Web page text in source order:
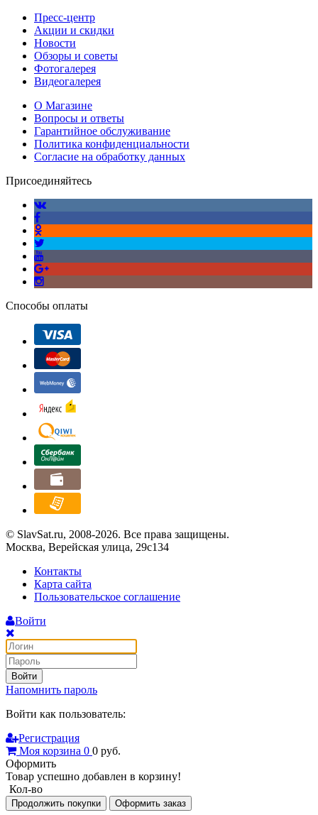
Пресс-центр
Акции и скидки
Новости
Обзоры и советы
Фотогалерея
Видеогалерея
О Магазине
Вопросы и ответы
Гарантийное обслуживание
Политика конфиденциальности
Согласие на обработку данных
Присоединяйтесь
Способы оплаты
© SlavSat.ru, 2008-2026. Все права защищены.
Москва, Верейская улица, 29с134
Контакты
Карта сайта
Пользовательское соглашение
Войти
Войти
Напомнить пароль
Войти как пользователь:
Регистрация
Моя корзина 0 0 руб.
Оформить
Товар успешно добавлен в корзину!
Кол-во
Продолжить покупки Оформить заказ